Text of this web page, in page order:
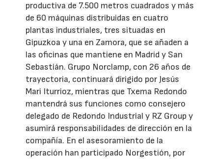
productiva de 7.500 metros cuadrados y más
de 60 máquinas distribuidas en cuatro
plantas industriales, tres situadas en
Gipuzkoa y una en Zamora, que se añaden a
las oficinas que mantiene en Madrid y San
Sebastián. Grupo Norclamp, con 26 años de
trayectoria, continuará dirigido por Jesús
Mari Iturrioz, mientras que Txema Redondo
mantendrá sus funciones como consejero
delegado de Redondo Industrial y RZ Group y
asumirá responsabilidades de dirección en la
compañía. En el asesoramiento de la
operación han participado Norgestión, por